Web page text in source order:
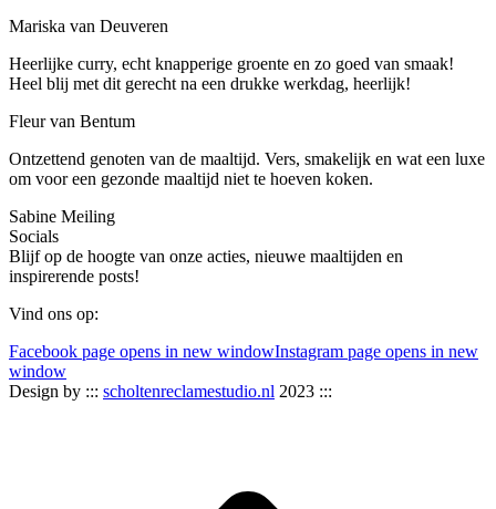
Mariska van Deuveren
Heerlijke curry, echt knapperige groente en zo goed van smaak!
Heel blij met dit gerecht na een drukke werkdag, heerlijk!
Fleur van Bentum
Ontzettend genoten van de maaltijd. Vers, smakelijk en wat een luxe
om voor een gezonde maaltijd niet te hoeven koken.
Sabine Meiling
Socials
Blijf op de hoogte van onze acties, nieuwe maaltijden en
inspirerende posts!
Vind ons op:
Facebook page opens in new windowInstagram page opens in new
window
Design by ::: scholtenreclamestudio.nl 2023 :::